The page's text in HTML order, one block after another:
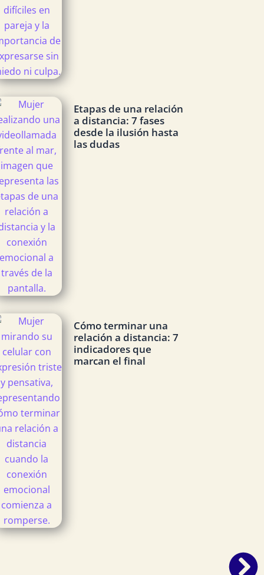
Etapas de una relación
a distancia: 7 fases
desde la ilusión hasta
las dudas
Cómo terminar una
relación a distancia: 7
indicadores que
marcan el final